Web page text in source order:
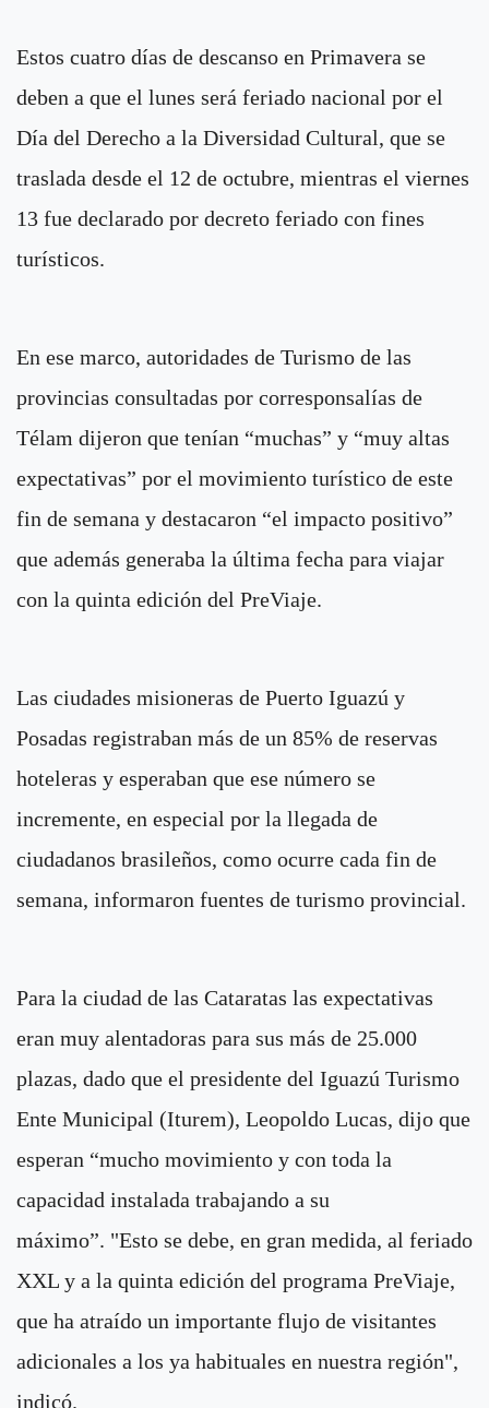
Estos cuatro días de descanso en Primavera se
deben a que el lunes será feriado nacional por el
Día del Derecho a la Diversidad Cultural, que se
traslada desde el 12 de octubre, mientras el viernes
13 fue declarado por decreto feriado con fines
turísticos.
En ese marco, autoridades de Turismo de las
provincias consultadas por corresponsalías de
Télam dijeron que tenían “muchas” y “muy altas
expectativas” por el movimiento turístico de este
fin de semana y destacaron “el impacto positivo”
que además generaba la última fecha para viajar
con la quinta edición del PreViaje.
Las ciudades misioneras de Puerto Iguazú y
Posadas registraban más de un 85% de reservas
hoteleras y esperaban que ese número se
incremente, en especial por la llegada de
ciudadanos brasileños, como ocurre cada fin de
semana, informaron fuentes de turismo provincial.
Para la ciudad de las Cataratas las expectativas
eran muy alentadoras para sus más de 25.000
plazas, dado que el presidente del Iguazú Turismo
Ente Municipal (Iturem), Leopoldo Lucas, dijo que
esperan “mucho movimiento y con toda la
capacidad instalada trabajando a su
máximo”. "Esto se debe, en gran medida, al feriado
XXL y a la quinta edición del programa PreViaje,
que ha atraído un importante flujo de visitantes
adicionales a los ya habituales en nuestra región",
indicó.